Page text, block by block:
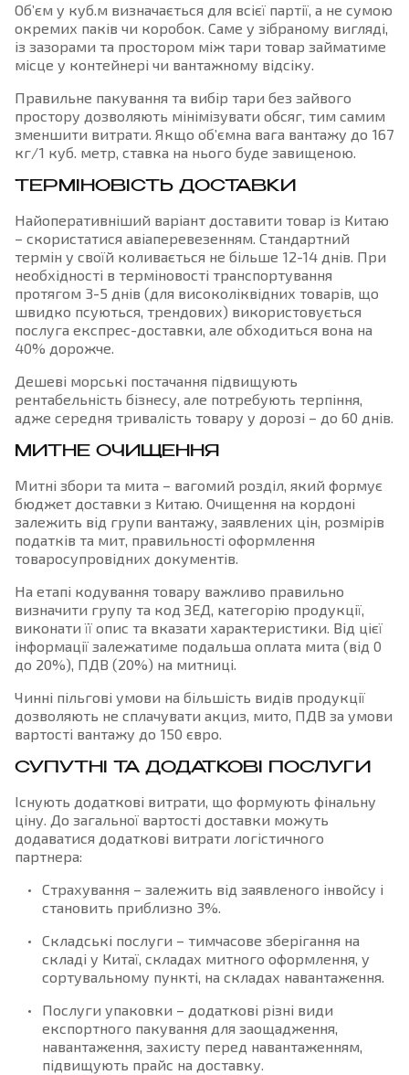
Об’єм у куб.м визначається для всієї партії, а не сумою
окремих паків чи коробок. Саме у зібраному вигляді,
із зазорами та простором між тари товар займатиме
місце у контейнері чи вантажному відсіку.
Правильне пакування та вибір тари без зайвого
простору дозволяють мінімізувати обсяг, тим самим
зменшити витрати. Якщо об’ємна вага вантажу до 167
кг/1 куб. метр, ставка на нього буде завищеною.
ТЕРМІНОВІСТЬ ДОСТАВКИ
Найоперативніший варіант доставити товар із Китаю
– скористатися авіаперевезенням. Стандартний
термін у своїй коливається не більше 12-14 днів. При
необхідності в терміновості транспортування
протягом 3-5 днів (для високоліквідних товарів, що
швидко псуються, трендових) використовується
послуга експрес-доставки, але обходиться вона на
40% дорожче.
Дешеві морські постачання підвищують
рентабельність бізнесу, але потребують терпіння,
адже середня тривалість товару у дорозі – до 60 днів.
МИТНЕ ОЧИЩЕННЯ
Митні збори та мита – вагомий розділ, який формує
бюджет доставки з Китаю. Очищення на кордоні
залежить від групи вантажу, заявлених цін, розмірів
податків та мит, правильності оформлення
товаросупровідних документів.
На етапі кодування товару важливо правильно
визначити групу та код ЗЕД, категорію продукції,
виконати її опис та вказати характеристики. Від цієї
інформації залежатиме подальша оплата мита (від 0
до 20%), ПДВ (20%) на митниці.
Чинні пільгові умови на більшість видів продукції
дозволяють не сплачувати акциз, мито, ПДВ за умови
вартості вантажу до 150 євро.
СУПУТНІ ТА ДОДАТКОВІ ПОСЛУГИ
Існують додаткові витрати, що формують фінальну
ціну. До загальної вартості доставки можуть
додаватися додаткові витрати логістичного
партнера:
Страхування – залежить від заявленого інвойсу і
становить приблизно 3%.
Складські послуги – тимчасове зберігання на
складі у Китаї, складах митного оформлення, у
сортувальному пункті, на складах навантаження.
Послуги упаковки – додаткові різні види
експортного пакування для заощадження,
навантаження, захисту перед навантаженням,
підвищують прайс на доставку.